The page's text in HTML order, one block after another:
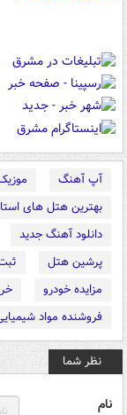
آپ آهنگ
بهترین هتل های
دانلود آهنگ جدید
پرشین هتل
مزایده خودرو
فروشنده مواد
نظر شما
نام